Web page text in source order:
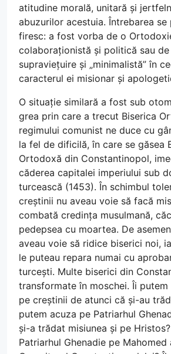
atitudine morală, unitară și
abuzurilor acestuia. Întrebarea se
firesc: a fost vorba de o
colaboraționistă și politică sau de
supraviețuire și „minimalistă” în
caracterul ei misionar și
O situație similară a fost sub
grea prin care a trecut Biserica
regimului comunist ne duce cu
la fel de dificilă, în care se găsea
Ortodoxă din Constantinopol,
căderea capitalei imperiului sub
turcească (1453). În schimbul
creștinii nu aveau voie să facă
combată credința musulmană,
pedepsea cu moartea. De
aveau voie să ridice biserici noi,
le puteau repara numai cu
turcești. Multe biserici din
transformate în moschei. Îi putem
pe creștinii de atunci că și-au
putem acuza pe Patriarhul
și-a trădat misiunea și pe
Patriarhul Ghenadie pe Mahomed